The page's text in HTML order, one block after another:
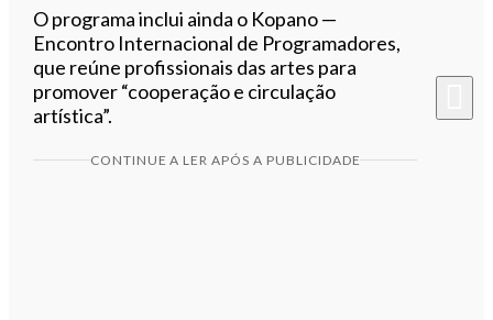
O programa inclui ainda o Kopano —
Encontro Internacional de Programadores,
que reúne profissionais das artes para
promover “cooperação e circulação
artística”.
CONTINUE A LER APÓS A PUBLICIDADE